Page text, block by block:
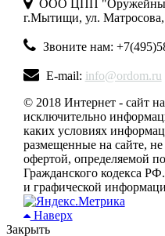
ООО ЦПП
г.Мытищи, ул.
Звоните нам:
E-mail: info@ordom.ru
© 2018 Интернет - сайт
исключительно
каких условиях
размещенные на сайте,
офертой, определяемой
Гражданского кодекса
и графической
Наверх
Закрыть